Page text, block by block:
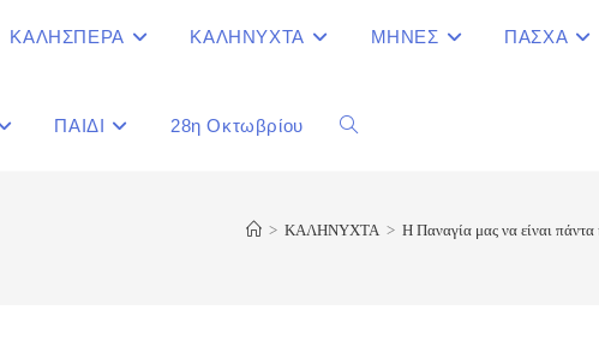
ΚΑΛΗΣΠΕΡΑ ΚΑΛΗΝΥΧΤΑ ΜΗΝΕΣ ΠΑΣΧΑ
ΠΑΙΔΙ 28η Οκτωβρίου Toggle
> ΚΑΛΗΝΥΧΤΑ > Η Παναγία μας να είναι